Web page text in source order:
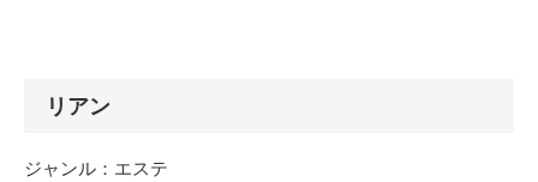
リアン
ジャンル：エステ